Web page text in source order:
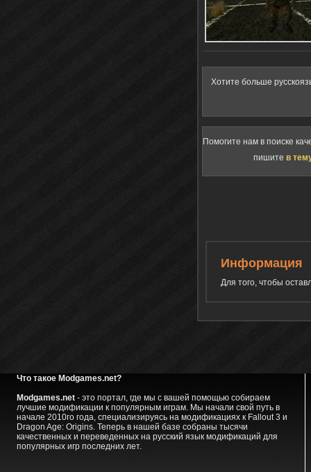
Хотите больше
Помогите нам в поиске
пишите в
Информация
Для того, чтобы
Что такое Modgames.net?
Modgames.net- это портал, где мы с вашей помощью собираем
лучшие модификации к популярным играм. Мы начали свой путь в
начале 2010го года, специализируясь на модификациях к Fallout 3 и
Dragon Age: Origins. Теперь в нашей базе собраны тысячи
качественных и переведенных на русский язык модификаций для
популярных игр последних лет.